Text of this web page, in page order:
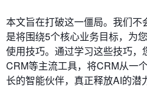
本文旨在打破这一僵局。我们
是将围绕5个核心业务目标，为
使用技巧。通过学习这些技巧
CRM等主流工具，将CRM从一
长的智能伙伴，真正释放AI的潜